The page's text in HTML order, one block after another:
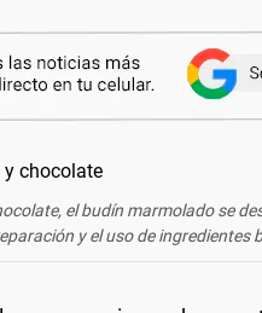
el budín marmolado se
y el uso de ingredientes